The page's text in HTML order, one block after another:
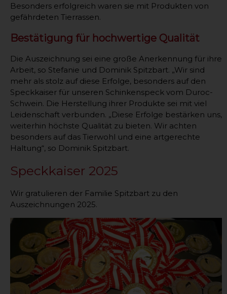
Besonders erfolgreich waren sie mit Produkten von
gefährdeten Tierrassen.
Bestätigung für hochwertige Qualität
Die Auszeichnung sei eine große Anerkennung für ihre
Arbeit, so Stefanie und Dominik Spitzbart. „Wir sind
mehr als stolz auf diese Erfolge, besonders auf den
Speckkaiser für unseren Schinkenspeck vom Duroc-
Schwein. Die Herstellung ihrer Produkte sei mit viel
Leidenschaft verbunden. „Diese Erfolge bestärken uns,
weiterhin höchste Qualität zu bieten. Wir achten
besonders auf das Tierwohl und eine artgerechte
Haltung“, so Dominik Spitzbart.
Speckkaiser 2025
Wir gratulieren der Familie Spitzbart zu den
Auszeichnungen 2025.